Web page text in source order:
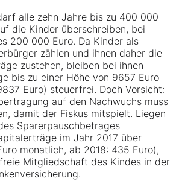
alle zehn Jahre bis zu 400 000
die Kinder überschreiben, bei
200 000 Euro. Da Kinder als
zählen und ihnen daher die
zustehen, bleiben bei ihnen
bis zu einer Höhe von 9657 Euro
Euro) steuerfrei. Doch Vorsicht:
auf den Nachwuchs muss
damit der Fiskus mitspielt. Liegen
Sparerpauschbetrages
im Jahr 2017 über
monatlich, ab 2018: 435 Euro),
Mitgliedschaft des Kindes in der